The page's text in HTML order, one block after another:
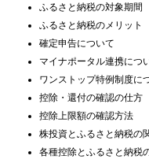
ふるさと納税の対象期間
ふるさと納税のメリット
確定申告について
マイナポータル連携につ
ワンストップ特例制度に
控除・還付の確認の仕方
控除上限額の確認方法
株投資とふるさと納税の
各種控除とふるさと納税